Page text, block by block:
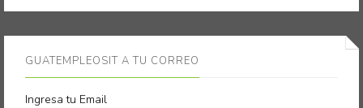
GUATEMPLEOSIT A TU CORREO
Ingresa tu Email